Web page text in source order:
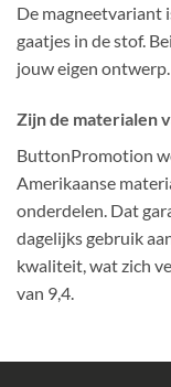
De magneetvariant
gaatjes in de stof.
jouw eigen ontwerp.
Zijn de materialen
ButtonPromotion
Amerikaanse
onderdelen. Dat
dagelijks gebruik
kwaliteit, wat zich
van 9,4.